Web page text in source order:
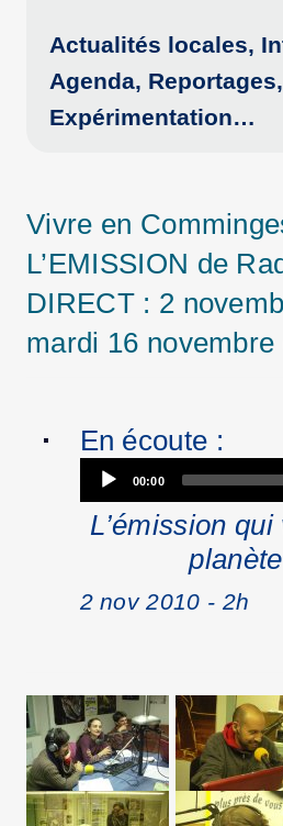
Actualités locales,
Agenda,
Expérimentation…
Vivre en
L’EMISSION de
DIRECT : 2
mardi 16 novembre
En écoute :
00:00
L’émission
2 nov 2010 - 2h